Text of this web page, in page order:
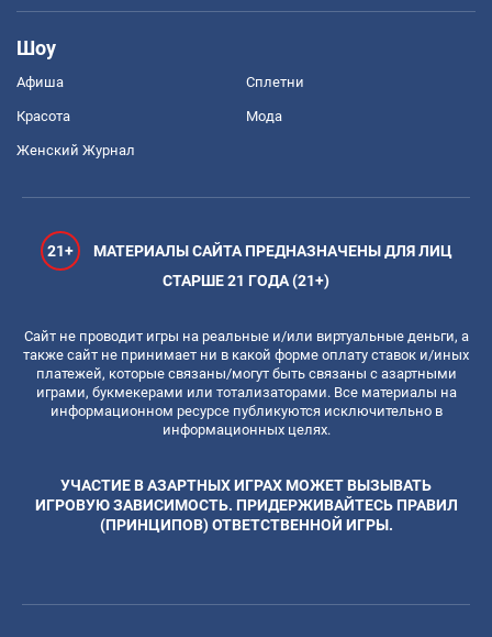
Шоу
Афиша Сплетни
Красота Мода
Женский Журнал
21+
МАТЕРИАЛЫ САЙТА ПРЕДНАЗНАЧЕНЫ ДЛЯ ЛИЦ
СТАРШЕ 21 ГОДА (21+)
Сайт не проводит игры на реальные и/или виртуальные деньги, а
также сайт не принимает ни в какой форме оплату ставок и/иных
платежей, которые связаны/могут быть связаны с азартными
играми, букмекерами или тотализаторами. Все материалы на
информационном ресурсе публикуются исключительно в
информационных целях.
УЧАСТИЕ В АЗАРТНЫХ ИГРАХ МОЖЕТ ВЫЗЫВАТЬ
ИГРОВУЮ ЗАВИСИМОСТЬ. ПРИДЕРЖИВАЙТЕСЬ ПРАВИЛ
(ПРИНЦИПОВ) ОТВЕТСТВЕННОЙ ИГРЫ.